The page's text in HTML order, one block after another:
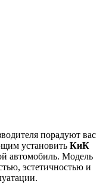
порадуют вас
установить КиК
автомобиль. Модель
эстетичностью и